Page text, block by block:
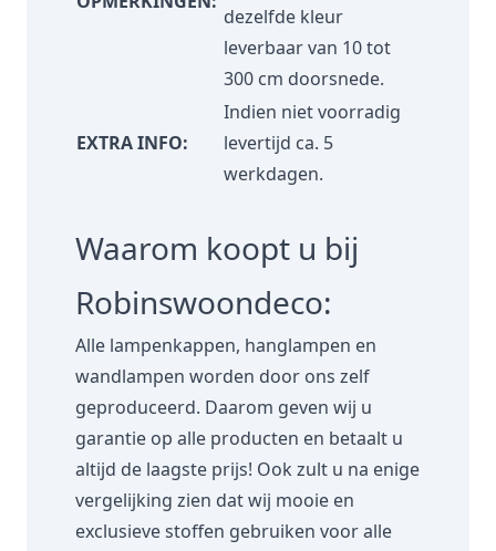
dezelfde kleur
leverbaar van 10 tot
300 cm doorsnede.
EXTRA INFO:
Indien niet voorradig
levertijd ca. 5
werkdagen.
Waarom koopt u bij
Robinswoondeco:
Alle lampenkappen, hanglampen en
wandlampen worden door ons zelf
geproduceerd. Daarom geven wij u
garantie op alle producten en betaalt u
altijd de laagste prijs! Ook zult u na enige
vergelijking zien dat wij mooie en
exclusieve stoffen gebruiken voor alle